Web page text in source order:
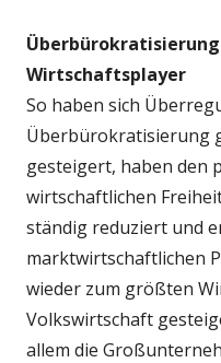
Wirtschaftsplayer
So haben sich
Überbürokratisierung
gesteigert, haben den
wirtschaftlichen
ständig reduziert und
marktwirtschaftlichen
wieder zum größten
Volkswirtschaft
allem die